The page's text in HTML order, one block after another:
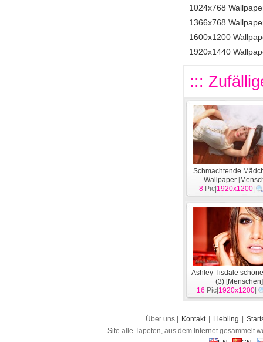
1024x768
1366x768
1600x1200
1920x1440
:::
Schmachtende
Wallpaper [
8 Pic| 1920x1200
Ashley Tisdale
(3) [Menschen]
16 Pic| 1920x1200
Über uns | Kontakt Liebling
Site alle Tapeten, aus dem Internet gesammelt